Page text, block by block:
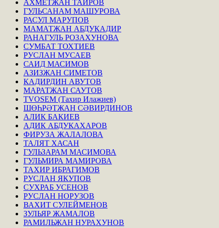
АХМЕТЖАН ТАИРОВ
ГУЛЬСАНАМ МАШУРОВА
РАСУЛ МАРУПОВ
МАМАТЖАН АБДУКАДИР
РАНАГУЛЬ РОЗАХУНОВА
СУМБАТ ТОХТИЕВ
РУСЛАН МУСАЕВ
САИД МАСИМОВ
АЗИЗЖАН СИМЕТОВ
КАДИРДИН АВУТОВ
МАРАТЖАН САУТОВ
TVOSEM (Тахир Илажиев)
ШӨҺРӘТЖАН СӘВИРДИНОВ
АЛИК БАКИЕВ
АДИК АБДУКАХАРОВ
ФИРУЗА ЖАЛАЛОВА
ТАЛЯТ ХАСАН
ГУЛЬЗАРАМ МАСИМОВА
ГУЛЬМИРА МАМИРОВА
ТАХИР ИБРАГИМОВ
РУСЛАН ЯКУПОВ
СУХРАБ УСЕНОВ
РУСЛАН НОРУЗОВ
ВАХИТ СУЛЕЙМЕНОВ
ЗУЛЬЯР ЖАМАЛОВ
РАМИЛЬЖАН НУРАХУНОВ